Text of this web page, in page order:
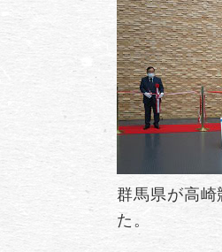
群馬県が高崎
た。